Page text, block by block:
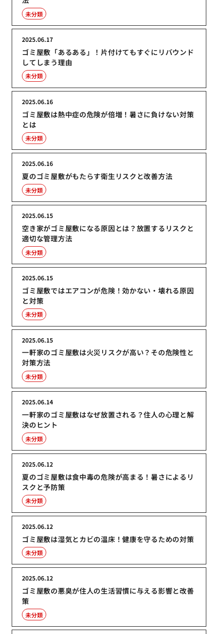
未分類
ゴミ屋敷「あるある」！片付けてもすぐにリバウンド
してしまう理由
2025.06.17
未分類
ゴミ屋敷は熱中症の危険が倍増！暑さに負けない対策
とは
2025.06.16
未分類
夏のゴミ屋敷がもたらす衛生リスクと改善方法
2025.06.16
未分類
空き家がゴミ屋敷になる原因とは？放置するリスクと
適切な管理方法
2025.06.15
未分類
ゴミ屋敷ではエアコンが危険！効かない・壊れる原因
と対策
2025.06.15
未分類
一軒家のゴミ屋敷は火災リスクが高い？その危険性と
対策方法
2025.06.15
未分類
一軒家のゴミ屋敷はなぜ放置される？住人の心理と解
決のヒント
2025.06.14
未分類
夏のゴミ屋敷は食中毒の危険が高まる！暑さによるリ
スクと予防策
2025.06.12
未分類
ゴミ屋敷は湿気とカビの温床！健康を守るための対策
2025.06.12
未分類
ゴミ屋敷の悪臭が住人の生活習慣に与える影響と改善
策
2025.06.12
未分類